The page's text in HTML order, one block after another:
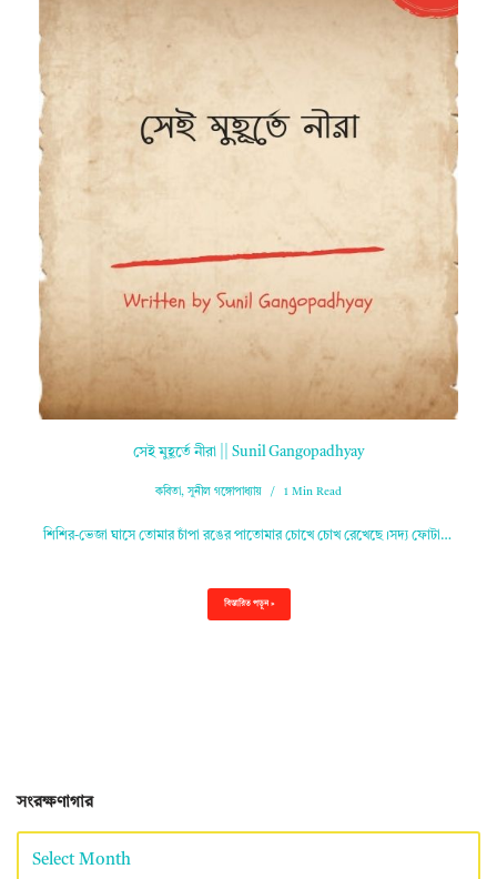
সেই মুহূর্তে নীরা || Sunil Gangopadhyay
কবিতা,সুনীল গঙ্গোপাধ্যায় 1 Min Read
শিশির-ভেজা ঘাসে তোমার চাঁপা রঙের পাতোমার চোখে চোখ রেখেছে।সদ্য ফোটা…
বিস্তারিত পড়ুন »
সংরক্ষণাগার